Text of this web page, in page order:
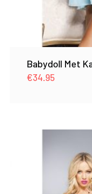
Babydoll Met
€34.95